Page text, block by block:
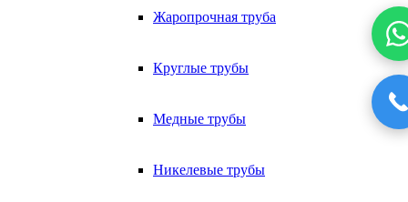
Жаропрочная труба
Круглые трубы
Медные трубы
Никелевые трубы